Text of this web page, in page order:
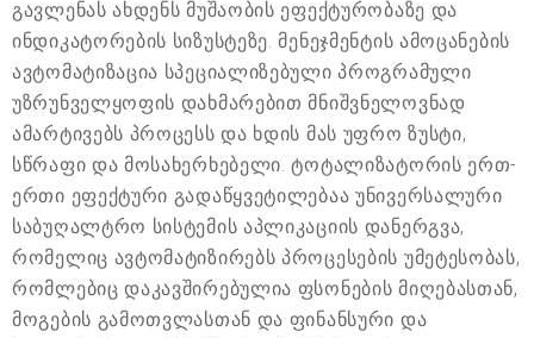
გავლენას ახდენს მუშაობის ეფექტურობაზე და
ინდიკატორების სიზუსტეზე. მენეჯმენტის ამოცანების
ავტომატიზაცია სპეციალიზებული პროგრამული
უზრუნველყოფის დახმარებით მნიშვნელოვნად
ამარტივებს პროცესს და ხდის მას უფრო ზუსტი,
სწრაფი და მოსახერხებელი. ტოტალიზატორის ერთ-
ერთი ეფექტური გადაწყვეტილებაა უნივერსალური
საბუღალტრო სისტემის აპლიკაციის დანერგვა,
რომელიც ავტომატიზირებს პროცესების უმეტესობას,
რომლებიც დაკავშირებულია ფსონების მიღებასთან,
მოგების გამოთვლასთან და ფინანსური და